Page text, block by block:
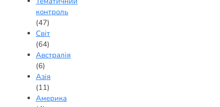
контроль
(47)
Світ
(64)
Австралія
(6)
Азія
(11)
Америка